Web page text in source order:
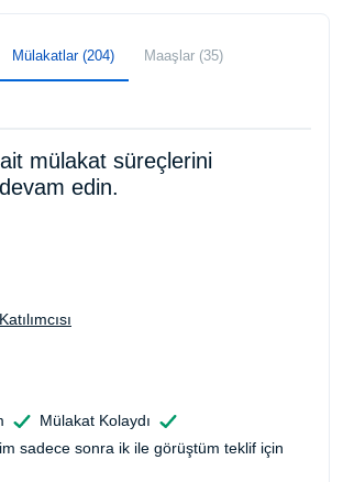
Mülakatlar (204) Maaşlar (35)
mülakat süreçlerini
edin.
Mülakat Kolaydı
sadece sonra ik ile görüştüm teklif için